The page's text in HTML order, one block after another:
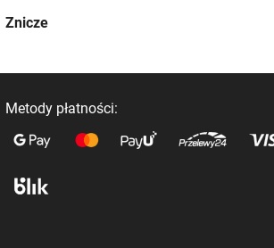
Znicze
Metody płatności: